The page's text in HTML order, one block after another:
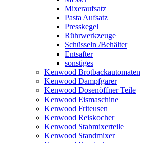
Mixeraufsatz
Pasta Aufsatz
Presskegel
Rührwerkzeuge
Schüsseln /Behälter
Entsafter
sonstiges
Kenwood Brotbackautomaten
Kenwood Dampfgarer
Kenwood Dosenöffner Teile
Kenwood Eismaschine
Kenwood Friteusen
Kenwood Reiskocher
Kenwood Stabmixerteile
Kenwood Standmixer